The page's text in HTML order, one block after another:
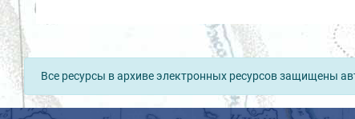
Все ресурсы в архиве электронных ресурсов защищены